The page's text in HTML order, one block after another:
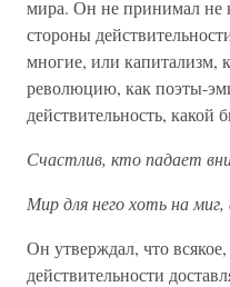
мира. Он не принимал не
стороны
многие, или капитализм,
революцию, как поэты-
действительность,
Счастлив, кто падает
Мир для него хоть на миг,
Он утверждал, что
действительности